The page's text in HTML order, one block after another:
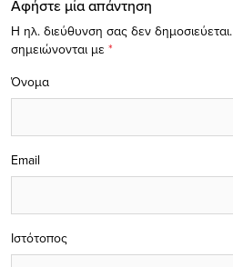
Αφήστε μία απάντηση
Η ηλ. διεύθυνση σας δεν δημοσιεύεται.
σημειώνονται με *
Όνομα
Email
Ιστότοπος